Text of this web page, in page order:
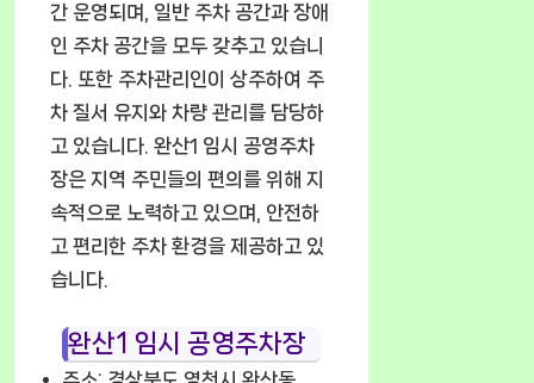
간 운영되며, 일반 주차 공간과 장애
인 주차 공간을 모두 갖추고 있습니
다. 또한 주차관리인이 상주하여 주
차 질서 유지와 차량 관리를 담당하
고 있습니다. 완산1 임시 공영주차
장은 지역 주민들의 편의를 위해 지
속적으로 노력하고 있으며, 안전하
고 편리한 주차 환경을 제공하고 있
습니다.
완산1 임시 공영주차장